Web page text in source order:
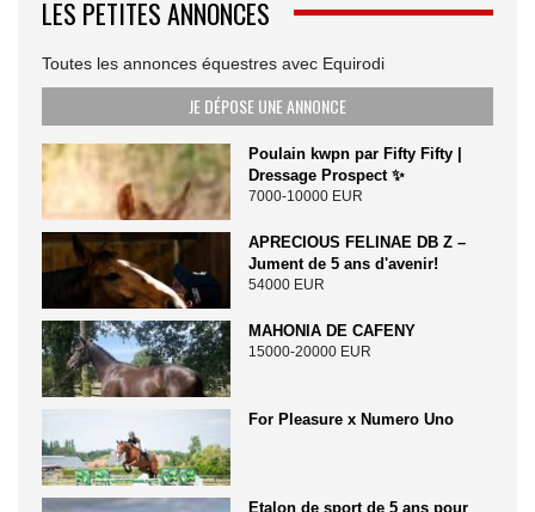
LES PETITES ANNONCES
Toutes les annonces équestres avec Equirodi
JE DÉPOSE UNE ANNONCE
Poulain kwpn par Fifty Fifty |
Dressage Prospect ✨️
7000-10000 EUR
APRECIOUS FELINAE DB Z –
Jument de 5 ans d'avenir!
54000 EUR
MAHONIA DE CAFENY
15000-20000 EUR
For Pleasure x Numero Uno
Etalon de sport de 5 ans pour